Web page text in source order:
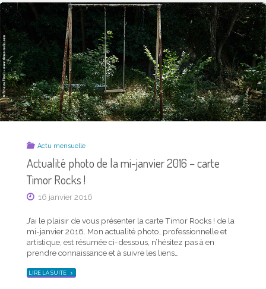
–
CARTE
TIMOR
ROCKS
!"
Actu mensuelle
Actualité photo de la mi-janvier 2016 – carte
Timor Rocks !
16 janvier 2016
J’ai le plaisir de vous présenter la carte Timor Rocks ! de la
mi-janvier 2016. Mon actualité photo, professionnelle et
artistique, est résumée ci-dessous, n’hésitez pas à en
prendre connaissance et à suivre les liens…
LIRE LA SUITE"ACTUALITÉ
PHOTO